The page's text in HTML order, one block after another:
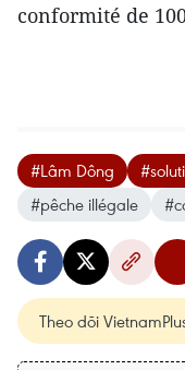
conformité de
#Lâm Dông
#pêche illégale
Theo dõi